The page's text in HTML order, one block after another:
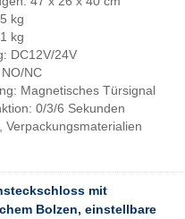
kg
kg
DC12V/24V
NC
Magnetisches Türsignal
0/3/6 Sekunden
Verpackungsmaterialien
mit
Bolzen, einstellbare